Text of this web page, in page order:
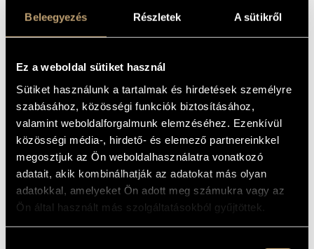
Beleegyezés Részletek A sütikről
Ez a weboldal sütiket használ
Sütiket használunk a tartalmak és hirdetések személyre
szabásához, közösségi funkciók biztosításához,
valamint weboldalforgalmunk elemzéséhez. Ezenkívül
közösségi média-, hirdető- és elemező partnereinkkel
megosztjuk az Ön weboldalhasználatra vonatkozó
adatait, akik kombinálhatják az adatokat más olyan
adatokkal, amelyeket Ön adott meg számukra vagy az
Ön által használt más szolgáltatásokból gyűjtöttek.
bmc.jegy.hu, and at InterTicket Jegypont partners across
Hungary.
Table reservations are automatically added during ticket purchase.
Please note that if you purchase an odd number of seats, you might
have to share the table with others, especially if the concert is sold
out.
For the best dining experience please arrive around 7pm.
We hold reservations until 8pm.
For more information, please call +36 1 216 7894
℗ BMC